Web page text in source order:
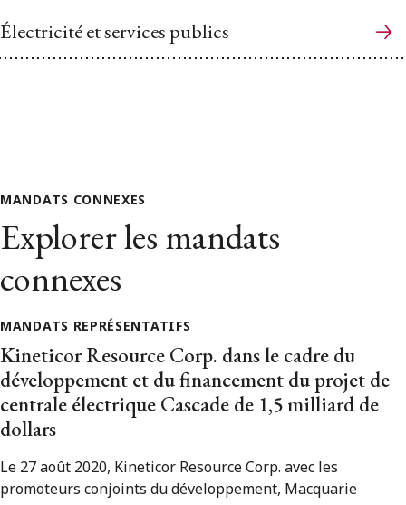
Électricité et services publics
MANDATS CONNEXES
Explorer les mandats
connexes
MANDATS REPRÉSENTATIFS
Kineticor Resource Corp. dans le cadre du
développement et du financement du projet de
centrale électrique Cascade de 1,5 milliard de
dollars
Le 27 août 2020, Kineticor Resource Corp. avec les
promoteurs conjoints du développement, Macquarie